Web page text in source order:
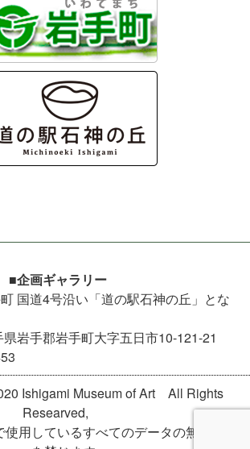
企画ギャラリー
国道4号沿い「道の駅石神の丘」とな
岩手郡岩手町大字五日市10-121-21
Ishigami Museum of Art All Rights
Researved,
用しているすべてのデータの無断転用